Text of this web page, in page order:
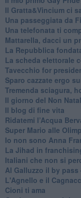
Il Gratta&Vincium ci
Una passeggiata da
Una telefonata ti
Mattarella, dacci un
La Repubblica
La scheda elettorale
Tavecchio for
Sparo cazzate ergo
Tremenda sciagura,
Il giorno del Non
Il blog di fine vita
​Ridatemi l’Acqua
Super Mario alle
Io non sono Anna
​La Jihad in
Italiani che non si
Al Galluzzo il by pass
L'Agnello e il
Cioni ti ama